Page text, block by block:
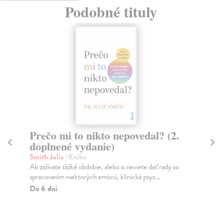
Podobné tituly
Prečo mi to nikto nepovedal? (2.
doplnené vydanie)
Smith Julie | Kniha
Ak zažívate ťažké obdobie, alebo si neviete dať rady so
spracovaním niektorých emócií, klinická psyc...
Do 6 dní